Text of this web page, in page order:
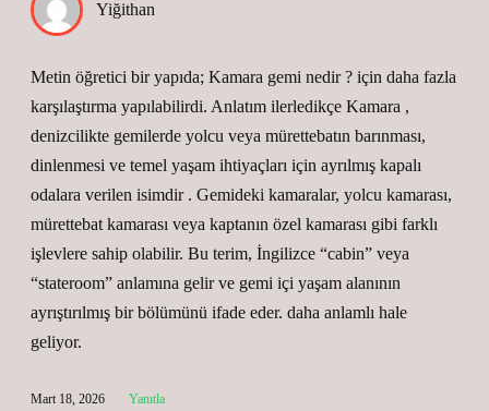
Yiğithan
Metin öğretici bir yapıda; Kamara gemi nedir ? için daha fazla
karşılaştırma yapılabilirdi. Anlatım ilerledikçe Kamara ,
denizcilikte gemilerde yolcu veya mürettebatın barınması,
dinlenmesi ve temel yaşam ihtiyaçları için ayrılmış kapalı
odalara verilen isimdir . Gemideki kamaralar, yolcu kamarası,
mürettebat kamarası veya kaptanın özel kamarası gibi farklı
işlevlere sahip olabilir. Bu terim, İngilizce “cabin” veya
“stateroom” anlamına gelir ve gemi içi yaşam alanının
ayrıştırılmış bir bölümünü ifade eder. daha anlamlı hale
geliyor.
Mart 18, 2026 Yanıtla